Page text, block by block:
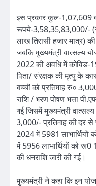
इस प्रकार कुल-1,07,609
रूपये-3,58,35,83,000/-
लाख तिरासी हजार मात्र)
जबकि मुख्यमंत्री वात्सल्य
2022 की अवधि में कोविड-19
पिता/ संरक्षक की मृत्यु के
बच्चों को प्रतिमाह रु०
राशि / भरण पोषण भत्ता
गई जिसमें मुख्यमंत्री वात्सल्य
3,000/- प्रतिमाह की दर से
2024 में 5981
में 5956 लाभार्थियों को
की धनराशि जारी की गई।
मुख्यमंत्री ने कहा कि इन